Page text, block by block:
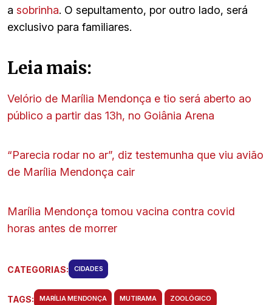
a sobrinha. O sepultamento, por outro lado, será
exclusivo para familiares.
Leia mais:
Velório de Marília Mendonça e tio será aberto ao
público a partir das 13h, no Goiânia Arena
“Parecia rodar no ar”, diz testemunha que viu avião
de Marília Mendonça cair
Marília Mendonça tomou vacina contra covid
horas antes de morrer
CATEGORIAS: CIDADES
TAGS: MARÍLIA MENDONÇA MUTIRAMA ZOOLÓGICO